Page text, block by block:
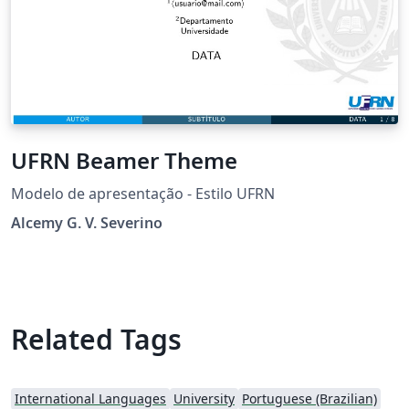
UFRN Beamer Theme
Modelo de apresentação - Estilo UFRN
Alcemy G. V. Severino
Related Tags
International Languages University Portuguese (Brazilian)